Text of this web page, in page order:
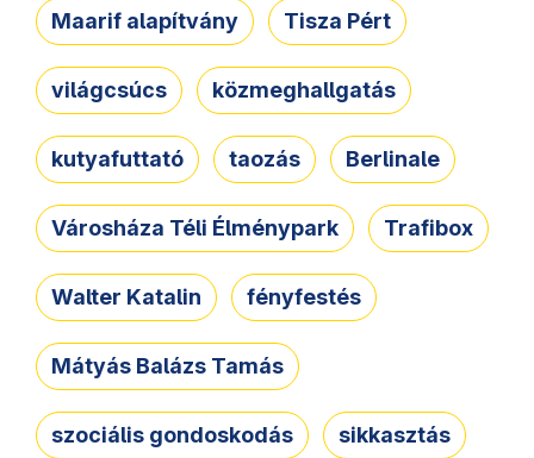
Maarif alapítvány Tisza Pért
világcsúcs közmeghallgatás
kutyafuttató taozás Berlinale
Városháza Téli Élménypark Trafibox
Walter Katalin fényfestés
Mátyás Balázs Tamás
szociális gondoskodás sikkasztás